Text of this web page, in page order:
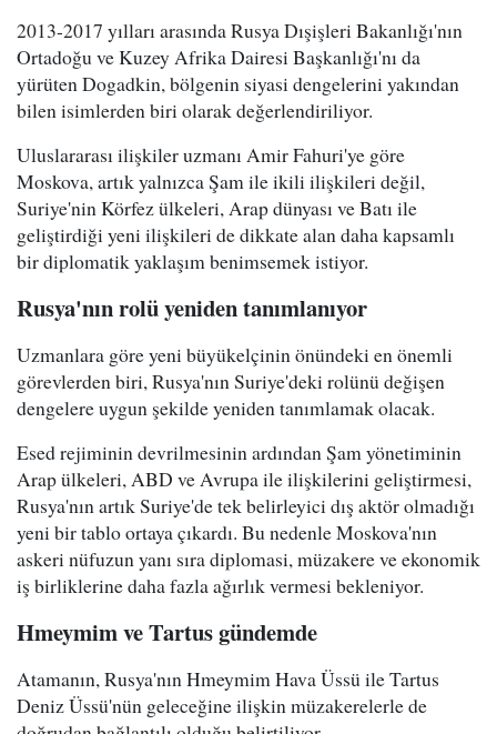
2013-2017 yılları arasında Rusya Dışişleri Bakanlığı'nın
Ortadoğu ve Kuzey Afrika Dairesi Başkanlığı'nı da
yürüten Dogadkin, bölgenin siyasi dengelerini yakından
bilen isimlerden biri olarak değerlendiriliyor.
Uluslararası ilişkiler uzmanı Amir Fahuri'ye göre
Moskova, artık yalnızca Şam ile ikili ilişkileri değil,
Suriye'nin Körfez ülkeleri, Arap dünyası ve Batı ile
geliştirdiği yeni ilişkileri de dikkate alan daha kapsamlı
bir diplomatik yaklaşım benimsemek istiyor.
Rusya'nın rolü yeniden tanımlanıyor
Uzmanlara göre yeni büyükelçinin önündeki en önemli
görevlerden biri, Rusya'nın Suriye'deki rolünü değişen
dengelere uygun şekilde yeniden tanımlamak olacak.
Esed rejiminin devrilmesinin ardından Şam yönetiminin
Arap ülkeleri, ABD ve Avrupa ile ilişkilerini geliştirmesi,
Rusya'nın artık Suriye'de tek belirleyici dış aktör olmadığı
yeni bir tablo ortaya çıkardı. Bu nedenle Moskova'nın
askeri nüfuzun yanı sıra diplomasi, müzakere ve ekonomik
iş birliklerine daha fazla ağırlık vermesi bekleniyor.
Hmeymim ve Tartus gündemde
Atamanın, Rusya'nın Hmeymim Hava Üssü ile Tartus
Deniz Üssü'nün geleceğine ilişkin müzakerelerle de